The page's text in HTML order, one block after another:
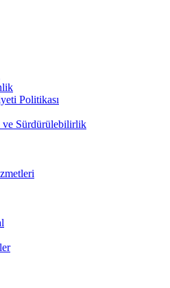
Politikası
Sürdürülebilirlik